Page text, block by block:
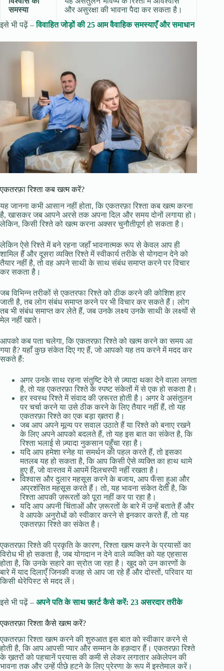
समस्या
और असुरक्षा की भावना पैदा कर सकता है।
इसे भी पढ़ें –विवाहित जोड़ों की 25 आम वैवाहिक समस्याएँ और समाधान
एकतरफ़ा रिश्ता कब खत्म करें?
यह जानना कभी आसान नहीं होता, कि एकतरफ़ा रिश्ता कब खत्म करना
है, खासकर जब आपने अरसे तक अपना दिल और समय दोनों लगाया हो।
लेकिन, किसी रिश्ते को खत्म करना अक्सर चुनौतीपूर्ण हो सकता है।
लेकिन ऐसे रिश्ते में बने रहना जहाँ भावनात्मक रूप से केवल आप ही
शामिल हैं और दूसरा व्यक्ति रिश्ते में स्वीकार्य तरीके से योगदान देने को
तैयार नहीं है, तो वह अपने साथी के साथ संबंध समाप्त करने पर विचार
कर सकता है।
जब विभिन्न तरीकों से एकतरफा रिश्ते को ठीक करने की कोशिश हार
जाती है, तब लोग संबंध समाप्त करने पर भी विचार कर सकते हैं। लोग
तब भी संबंध समाप्त कर लेते हैं, जब उनके लक्ष्य उनके साथी के लक्ष्यों से
मेल नहीं खाते।
आपको कब पता चलेगा, कि एकतरफ़ा रिश्ते को खत्म करने का समय आ
गया है? यहाँ कुछ संकेत दिए गए हैं, जो आपको यह तय करने में मदद कर
सकते हैं:
अगर उनके साथ रहना संतुष्टि देने से ज़्यादा थका देने वाला लगता
है, तो यह एकतरफ़ा रिश्ते के स्पष्ट संकेतों में से एक हो सकता है।
हर स्वस्थ रिश्ते में संवाद की ज़रूरत होती है। अगर वे असंतुलन
पर चर्चा करने या उसे ठीक करने के लिए तैयार नहीं हैं, तो यह
एकतरफ़ा रिश्ते का एक बड़ा ख़तरा है।
जब आप अपने मूल्य पर सवाल उठाते हैं या रिश्ते को बनाए रखने
के लिए अपने आपको बदलते हैं, तो यह इस बात का संकेत है, कि
रिश्ता भलाई से ज़्यादा नुकसान पहुँचा रहा है।
यदि आप हमेशा स्नेह या समर्थन की पहल करते हैं, तो इसका
मतलब यह हो सकता है, कि आप किसी ऐसे व्यक्ति का हाथ थामे
हुए हैं, जो वास्तव में आपमें दिलचस्पी नहीं रखता है।
विश्वास और दुलार महसूस करने के बजाय, आप फँसा हुआ और
अप्रशंसित महसूस करते हैं। तो, यह भावना संकेत देती है, कि
रिश्ता आपकी ज़रूरतों को पूरा नहीं कर पा रहा है।
यदि आप अपनी चिंताओं और ज़रूरतों के बारे में उन्हें बताते हैं और
वे आपके अनुरोधों को स्वीकार करने से इनकार करते हैं, तो यह
एकतरफ़ा रिश्ते का संकेत है।
एकतरफ़ा रिश्ते की प्रकृति के कारण, रिश्ता खत्म करने के प्रयासों का
विरोध भी हो सकता है, जब योगदान न देने वाले व्यक्ति को यह एहसास
होता है, कि उनके सहारे का स्रोत जा रहा है। खुद को उन कारणों के
बारे में याद दिलाएँ जिनकी वजह से आप जा रहे हैं और दोस्तों, परिवार या
किसी थेरेपिस्ट से मदद लें।
इसे भी पढ़ें – अपने पति के साथ फ़्लर्ट कैसे करें: 23 असरदार तरीके
एकतरफ़ा रिश्ता कैसे खत्म करें?
एकतरफ़ा रिश्ता खत्म करने की शुरुआत इस बात को स्वीकार करने से
होती है, कि आप आपसी प्यार और सम्मान के हक़दार हैं। एकतरफ़ा रिश्ते
के ख़तरों को पहचानें प्रयास की कमी से लेकर लगातार अकेलेपन की
भावना तक और उन्हें पीछे हटने के लिए प्रेरणा के रूप में इस्तेमाल करें।